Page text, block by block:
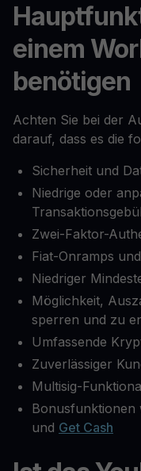
einem
benötigen
Achten Sie bei der
darauf, dass es die
Sicherheit und
Niedrige oder
Zwei-Faktor-
Fiat-Onramps
Niedriger
Möglichkeit,
sperren und zu
Umfassende
Zuverlässiger
Multisig-
Bonusfunktionen
und Get Cash